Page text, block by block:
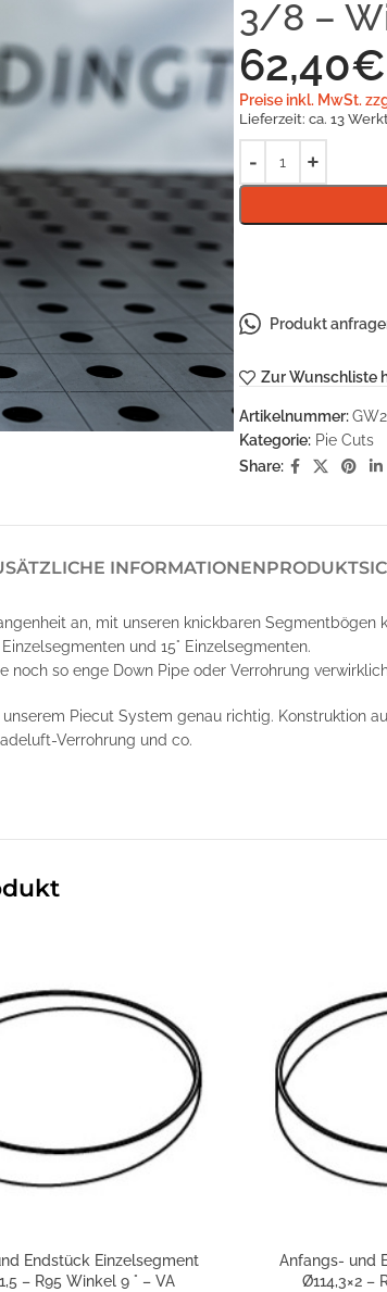
3/8 –
62,40€
Preise inkl. MwSt.
Lieferzeit: ca. 13
Produkt
Zur Wunschliste
Artikelnummer:
Kategorie: Pie Cuts
Share:
INFORMATIONEN
an, mit unseren knickbaren
und 15° Einzelsegmenten.
so enge Down Pipe oder Verrohrung
Piecut System genau richtig. Konstruktion
Verrohrung und co.
Endstück Einzelsegment
– R95 Winkel 9 ° – VA
IN DENAnfangs- und
Ø114,3×2 –